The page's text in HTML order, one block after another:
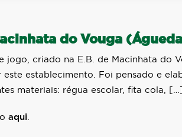
do Vouga
jogo, criado na E.B. de Macinhata do
establecimento. Foi pensado e
materiais: régua escolar, fita cola, […]
aqui.